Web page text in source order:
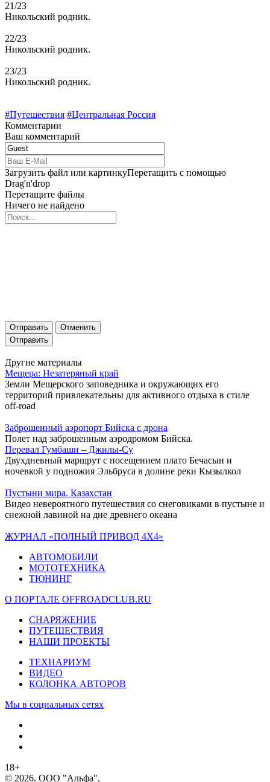
21/23
Никольский родник.
22/23
Никольский родник.
23/23
Никольский родник.
#Путешествия #Центральная Россия
Комментарии
Ваш комментарий
Загрузить файл или картинкуПеретащить с помощью
Drag'n'drop
Перетащите файлы
Ничего не найдено
Отправить Отменить
Другие материалы
Мещера: Незатеряный край
Земли Мещерского заповедника и окружающих его
территорий привлекательны для активного отдыха в стиле
off-road
Заброшенный аэропорт Бийска с дрона
Полет над заброшенным аэродромом Бийска.
Перевал Гумбаши – Джилы-Су
Двухдневный маршрут с посещением плато Бечасын и
ночевкой у подножия Эльбруса в долине реки Кызылкол
Пустыни мира. Казахстан
Видео невероятного путешествия со снеговиками в пустыне и
cнежной лавиной на дне древнего океана
ЖУРНАЛ «ПОЛНЫЙ ПРИВОД 4Х4»
АВТОМОБИЛИ
МОТОТЕХНИКА
ТЮНИНГ
О ПОРТАЛЕ OFFROADCLUB.RU
СНАРЯЖЕНИЕ
ПУТЕШЕСТВИЯ
НАШИ ПРОЕКТЫ
ТЕХНАРИУМ
ВИДЕО
КОЛОНКА АВТОРОВ
Мы в социальных сетях
18+
© 2026. ООО "Альфа".